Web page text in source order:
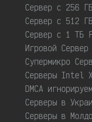
Сервер с 256
Сервер с 512
Сервер с 1 ТБ
Игровой Сервер
Супермикро
Серверы Intel
DMCA
Серверы в
Серверы в